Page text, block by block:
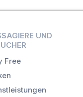
UND
Free